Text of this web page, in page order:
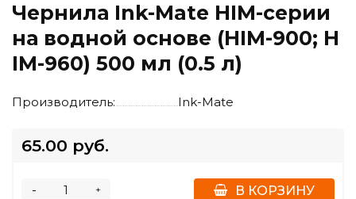
Чернила Ink-Mate HIM-серии
на водной основе (HIM-900; H
IM-960) 500 мл (0.5 л)
Производитель: Ink-Mate
65.00 руб.
+
- В КОРЗИНУ